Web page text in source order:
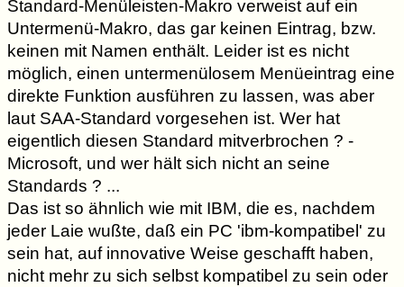
Standard-Menüleisten-Makro verweist auf ein
Untermenü-Makro, das gar keinen Eintrag, bzw.
keinen mit Namen enthält. Leider ist es nicht
möglich, einen untermenülosem Menüeintrag eine
direkte Funktion ausführen zu lassen, was aber
laut SAA-Standard vorgesehen ist. Wer hat
eigentlich diesen Standard mitverbrochen ? -
Microsoft, und wer hält sich nicht an seine
Standards ? ...
Das ist so ähnlich wie mit IBM, die es, nachdem
jeder Laie wußte, daß ein PC 'ibm-kompatibel' zu
sein hat, auf innovative Weise geschafft haben,
nicht mehr zu sich selbst kompatibel zu sein oder